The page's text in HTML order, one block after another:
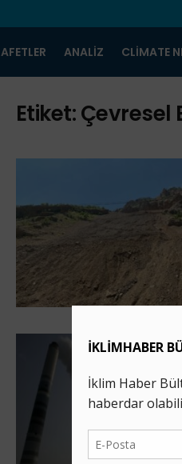
AFETLER ANALIZ CLIMATE
Etiket:Çevresel